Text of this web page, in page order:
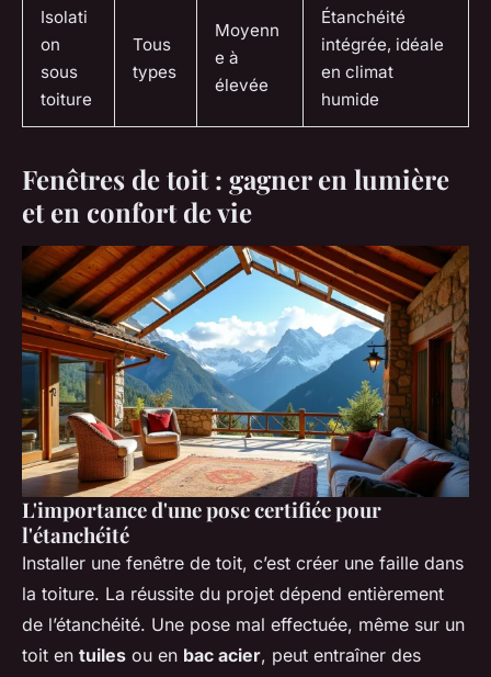
Isolati
on
sous
toiture
Tous
types
Moyenn
e à
élevée
Étanchéité
intégrée, idéale
en climat
humide
Fenêtres de toit : gagner en lumière
et en confort de vie
L'importance d'une pose certifiée pour
l'étanchéité
Installer une fenêtre de toit, c’est créer une faille dans
la toiture. La réussite du projet dépend entièrement
de l’étanchéité. Une pose mal effectuée, même sur un
toit en tuiles ou en bac acier, peut entraîner des